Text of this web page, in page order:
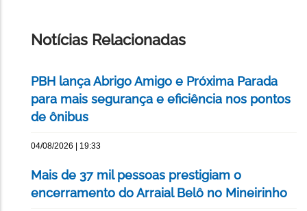
Notícias Relacionadas
PBH lança Abrigo Amigo e Próxima Parada
para mais segurança e eficiência nos pontos
de ônibus
04/08/2026 | 19:33
Mais de 37 mil pessoas prestigiam o
encerramento do Arraial Belô no Mineirinho